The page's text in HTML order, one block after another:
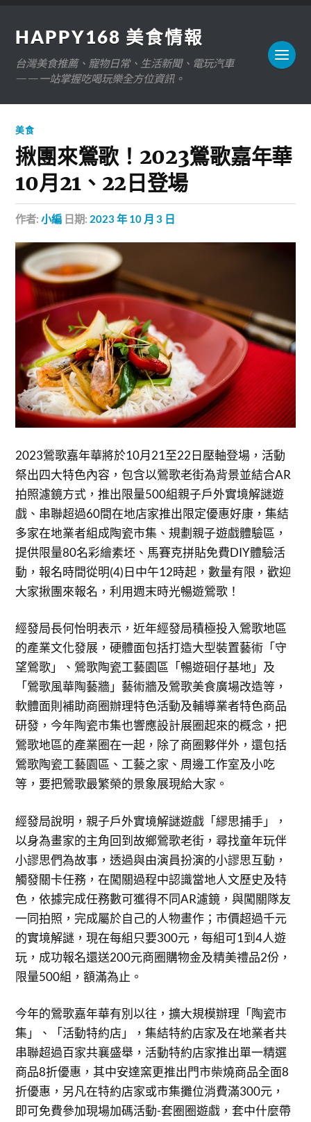
HAPPY168 美食情報
台灣美食推薦、寵物日常、生活新聞、電玩汽車
——一站掌握吃喝玩樂全方位資訊。
美食
揪團來鶯歌！2023鶯歌嘉年華
10月21、22日登場
作者:小編 日期: 2023 年 10 月 3 日
2023鶯歌嘉年華將於10月21至22日壓軸登場，活動
祭出四大特色內容，包含以鶯歌老街為背景並結合AR
拍照濾鏡方式，推出限量500組親子戶外實境解謎遊
戲、串聯超過60間在地店家推出限定優惠好康，集結
多家在地業者組成陶瓷市集、規劃親子遊戲體驗區，
提供限量80名彩繪素坯、馬賽克拼貼免費DIY體驗活
動，報名時間從明(4)日中午12時起，數量有限，歡迎
大家揪團來報名，利用週末時光暢遊鶯歌！
經發局長何怡明表示，近年經發局積極投入鶯歌地區
的產業文化發展，硬體面包括打造大型裝置藝術「守
望鶯歌」、鶯歌陶瓷工藝園區「暢遊硘仔基地」及
「鶯歌風華陶藝牆」藝術牆及鶯歌美食廣場改造等，
軟體面則補助商圈辦理特色活動及輔導業者特色商品
研發，今年陶瓷市集也響應設計展圈起來的概念，把
鶯歌地區的產業圈在一起，除了商圈夥伴外，還包括
鶯歌陶瓷工藝園區、工藝之家、周邊工作室及小吃
等，要把鶯歌最繁榮的景象展現給大家。
經發局說明，親子戶外實境解謎遊戲「繆思捕手」，
以身為畫家的主角回到故鄉鶯歌老街，尋找童年玩伴
小謬思們為故事，透過與由演員扮演的小謬思互動，
觸發關卡任務，在闖關過程中認識當地人文歷史及特
色，依據完成任務數可獲得不同AR濾鏡，與闖關隊友
一同拍照，完成屬於自己的人物畫作；市價超過千元
的實境解謎，現在每組只要300元，每組可1到4人遊
玩，成功報名還送200元商圈購物金及精美禮品2份，
限量500組，額滿為止。
今年的鶯歌嘉年華有別以往，擴大規模辦理「陶瓷市
集」、「活動特約店」，集結特約店家及在地業者共
串聯超過百家共襄盛舉，活動特約店家推出單一精選
商品8折優惠，其中安達窯更推出門市柴燒商品全面8
折優惠，另凡在特約店家或市集攤位消費滿300元，
即可免費參加現場加碼活動-套圈圈遊戲，套中什麼帶